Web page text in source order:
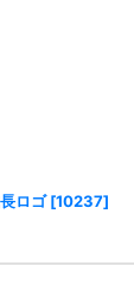
ロゴ [10237]